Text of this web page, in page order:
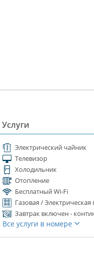
Услуги
Электрический чайник
Телевизор
Холодильник
Отопление
Бесплатный Wi-Fi
Газовая / Электрическая
Завтрак включен -
Все услуги в номере